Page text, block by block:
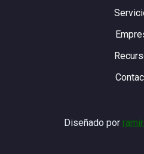
Diseñado por